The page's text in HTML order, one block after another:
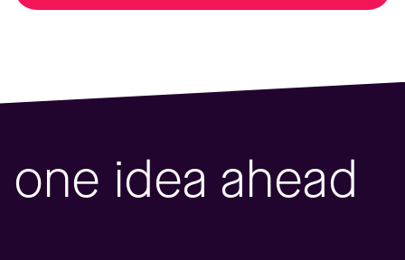
one idea ahead